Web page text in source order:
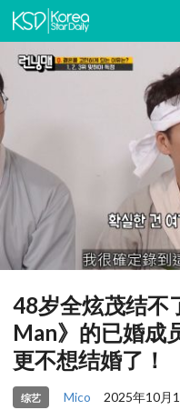
48岁全炫茂结不
Man》的已婚成
更不想结婚了！
综艺 Mico 2025年10月